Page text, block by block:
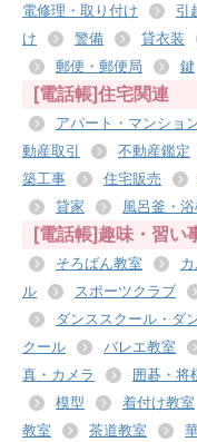
電修理・取り付け
引
け
警備 貸衣装
郵便・郵便局
鍵
[電話帳]住宅関連
アパート・マンショ
動産取引
不動産鑑定
築工事
住宅販売
貸家
風呂釜・
[電話帳]趣味・習い
そろばん教室
ル
スポーツクラブ
ダンススクール・ダ
クール
バレエ教室
真・カメラ
囲碁・将
模型
着付け教室
教室
茶道教室